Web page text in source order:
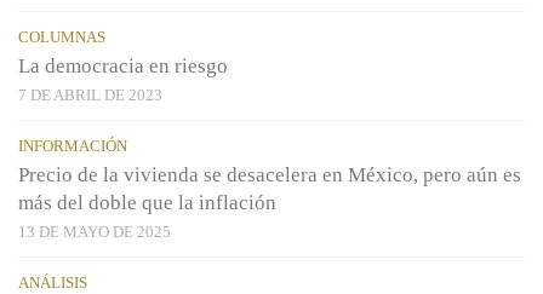
COLUMNAS
La democracia en riesgo
7 DE ABRIL DE 2023
INFORMACIÓN
Precio de la vivienda se desacelera en México, pero aún es
más del doble que la inflación
13 DE MAYO DE 2025
ANÁLISIS